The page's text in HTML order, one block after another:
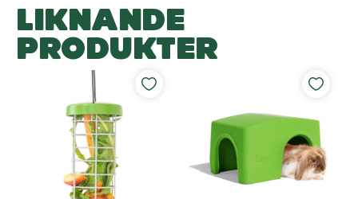
LIKNANDE
PRODUKTER